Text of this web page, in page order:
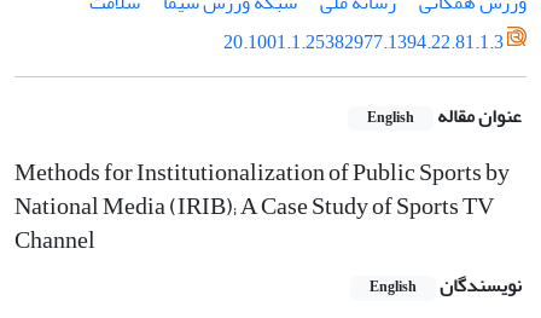
20.1001.1.25382977.1394.22.81.1.3
عنوان مقاله English
Methods for Institutionalization of Public Sports by
National Media (IRIB); A Case Study of Sports TV
Channel
نویسندگان English